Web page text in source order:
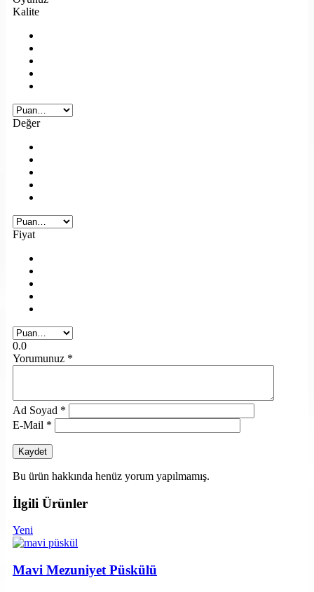
Kalite
Değer
Fiyat
0.0
Yorumunuz *
Ad Soyad *
E-Mail *
Bu ürün hakkında henüz yorum yapılmamış.
İlgili Ürünler
Yeni
Mavi Mezuniyet Püskülü